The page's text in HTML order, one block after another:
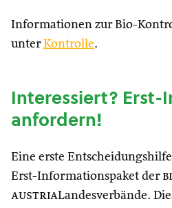
Informationen zur Bio-
unterKontrolle.
Interessiert? Erst-
anfordern!
Eine erste
Erst-Informationspaket der
austriaLandesverbände.